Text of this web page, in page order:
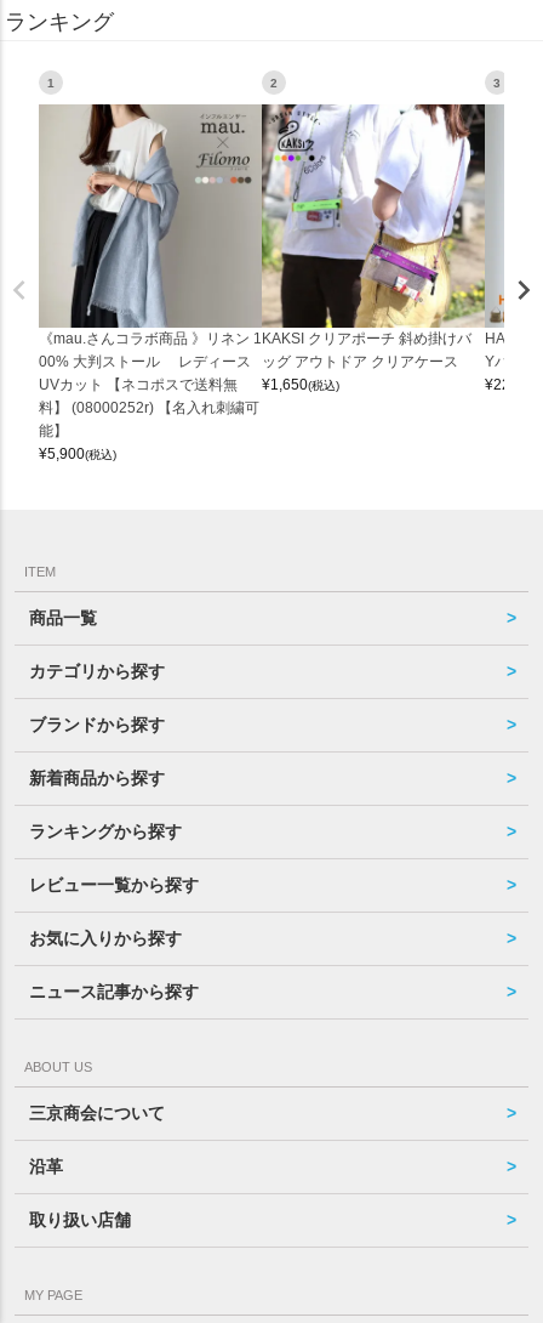
ランキング
1
《mau.さんコラボ商品 》リネン 1
00% 大判ストール レディース
UVカット 【ネコポスで送料無
料】 (08000252r) 【名入れ刺繍可
能】
¥5,900(税込)
2
KAKSI クリアポーチ 斜め掛けバ
ッグ アウトドア クリアケース
¥1,650(税込)
3
Yバッグ
¥22,000
ITEM
商品一覧
カテゴリから探す
ブランドから探す
新着商品から探す
ランキングから探す
レビュー一覧から探す
お気に入りから探す
ニュース記事から探す
ABOUT US
三京商会について
沿革
取り扱い店舗
MY PAGE